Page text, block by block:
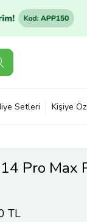
Setleri Kişiye
Pro Max
TL